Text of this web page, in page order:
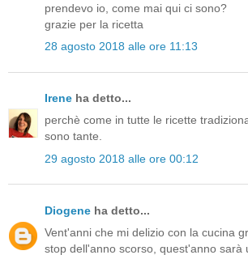
prendevo io, come mai qui ci sono?
grazie per la ricetta
28 agosto 2018 alle ore 11:13
Irene ha detto...
perchè come in tutte le ricette
sono tante.
29 agosto 2018 alle ore 00:12
Diogene ha detto...
Vent'anni che mi delizio con la cucina
stop dell'anno scorso, quest'anno sarà